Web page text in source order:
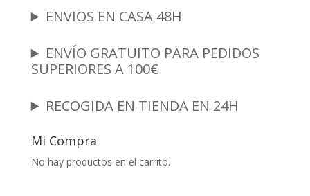
ENVIOS EN CASA 48H
ENVÍO GRATUITO PARA PEDIDOS
SUPERIORES A 100€
RECOGIDA EN TIENDA EN 24H
Mi Compra
No hay productos en el carrito.